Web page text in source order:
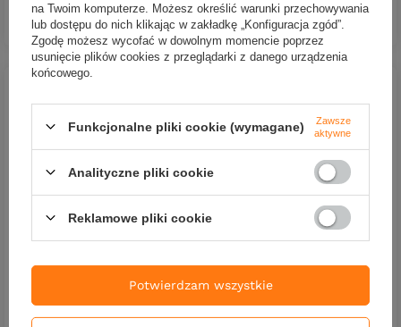
Ilość produktówDO KOSZYKA Ilość produktów
DO KOSZYKA
Główki jigowe Mikado
7,37 zł
Ilość produktów
Główki jigowe Mikado
Kup za: 161.37PKTpunktów
Ilość produktów
na Twoim komputerze. Możesz określić warunki przechowywania
lub dostępu do nich klikając w zakładkę „Konfiguracja zgód”.
Zgodę możesz wycofać w dowolnym momencie poprzez
usunięcie plików cookies z przeglądarki z danego urządzenia
końcowego.
Funkcjonalne pliki cookie (wymagane)
Zawsze
aktywne
Analityczne pliki cookie
Reklamowe pliki cookie
Potwierdzam wszystkie